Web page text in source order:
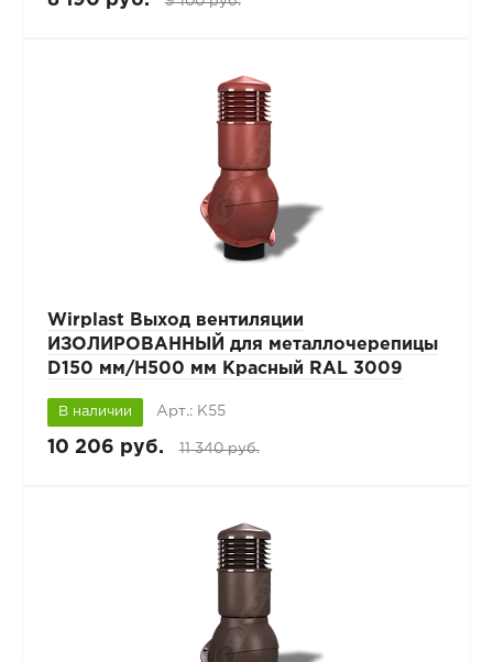
Wirplast Выход вентиляции
ИЗОЛИРОВАННЫЙ для металлочерепицы
D150 мм/H500 мм Красный RAL 3009
В наличии Арт.: К55
10 206 руб. 11 340 руб.